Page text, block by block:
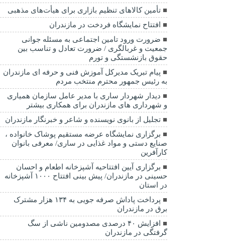
تأمین کالاهای تنظیم بازاری برای هیأت‌های مذهبی
افتتاح نمایشگاه فردخت در مازندران
ضرورت ورود تامین اجتماعی به مسئله جوانی
جمعیت و غربالگری / ضرورت تعادل و تناسب بین
حقوق بازنشستگی و تورم
پیام تبریک مدیرکل آموزش فنی و حرفه ای مازندران
به رئیس جمهور محترم منتخب مردم
دیدار شهردار ساری با مدیر عامل سازمان همیاری
و شهرداری های مازندران برای همکاری بیشتر
تجلیل از بانوی نویسنده و شاعر و خبرنگار مازندران
برگزاری نمایشگاه عرضه مستقیم پوشاک خانواده ،
صنایع دستی و مواد غذایی در ساری/ معرفی بانوان
کارآفرین
برگزاری آیین افتتاحیه آشپزخانه اطعام و احسان
حسینی در مازندران/ پیش بینی افتتاح ۱۰۰۰ آشپزخانه
در استان
پرداخت پاداش صرفه جویی به ۱۳۴ هزار مشترک
برق در مازندران
افزایش ۴۰ درصدی مصدومین ناشی از سگ
گرفتگی در مازندران